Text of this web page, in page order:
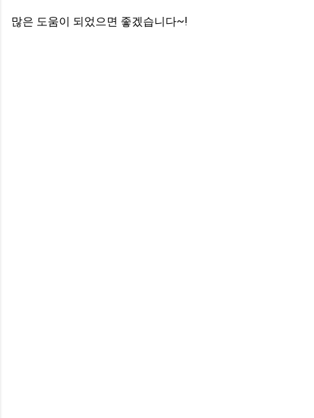
많은 도움이 되었으면 좋겠습니다~!